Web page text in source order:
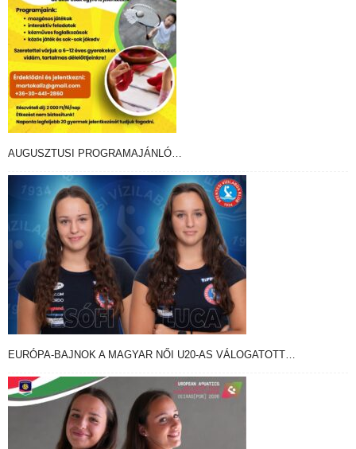
AUGUSZTUSI PROGRAMAJÁNLÓ…
EURÓPA-BAJNOK A MAGYAR NŐI U20-AS VÁLOGATOTT…